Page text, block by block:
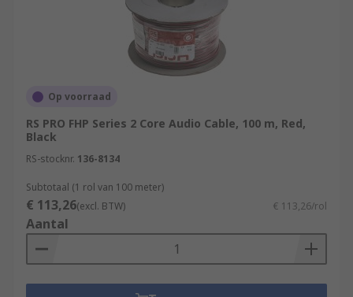
Op voorraad
RS PRO FHP Series 2 Core Audio Cable, 100 m, Red,
Black
RS-stocknr. 136-8134
Subtotaal (1 rol van 100 meter)
€ 113,26(excl. BTW) € 113,26/rol
Aantal